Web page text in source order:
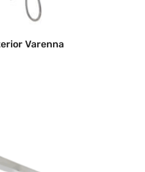
Varenna